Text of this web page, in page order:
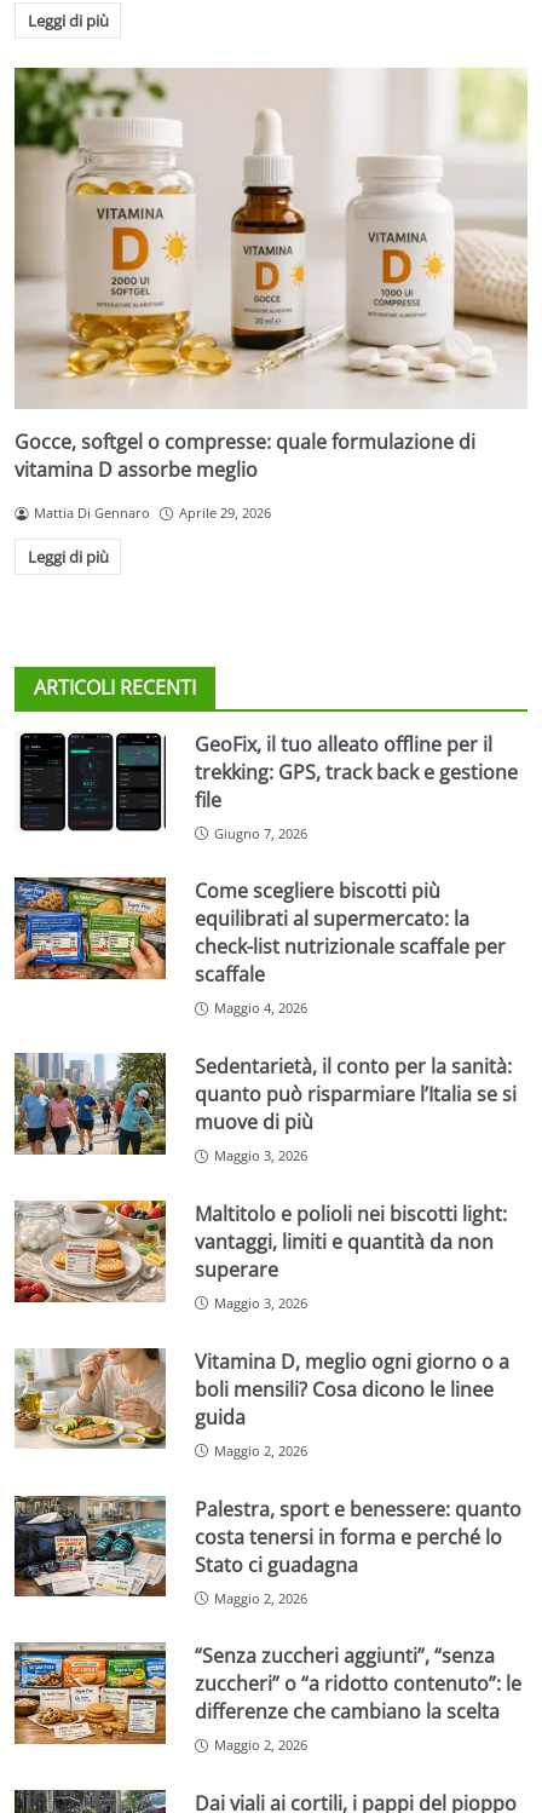
Leggi di più
Gocce, softgel o compresse: quale formulazione di
vitamina D assorbe meglio
Mattia Di Gennaro Aprile 29, 2026
Leggi di più
ARTICOLI RECENTI
GeoFix, il tuo alleato offline per il
trekking: GPS, track back e gestione
file
Giugno 7, 2026
Come scegliere biscotti più
equilibrati al supermercato: la
check-list nutrizionale scaffale per
scaffale
Maggio 4, 2026
Sedentarietà, il conto per la sanità:
quanto può risparmiare l’Italia se si
muove di più
Maggio 3, 2026
Maltitolo e polioli nei biscotti light:
vantaggi, limiti e quantità da non
superare
Maggio 3, 2026
Vitamina D, meglio ogni giorno o a
boli mensili? Cosa dicono le linee
guida
Maggio 2, 2026
Palestra, sport e benessere: quanto
costa tenersi in forma e perché lo
Stato ci guadagna
Maggio 2, 2026
“Senza zuccheri aggiunti”, “senza
zuccheri” o “a ridotto contenuto”: le
differenze che cambiano la scelta
Maggio 2, 2026
Dai viali ai cortili, i pappi del pioppo